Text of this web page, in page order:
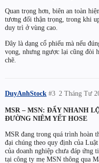
Quan trọng hơn, biên an toàn
tương đối thận trọng, trong khi
duy trì ở vùng cao.
Đây là dạng cổ phiếu mà nếu
vọng, nhưng ngược lại cũng đòi
chẽ.
DuyAnhStock 2 Tháng Tư
#3
MSR – MSN: ĐẨY NHANH
ĐƯỜNG NIÊM YẾT HOSE
MSR đang trong quá trình hoàn
đại chúng theo quy định của
của doanh nghiệp chưa đáp ứng
tại công ty mẹ MSN thông qua